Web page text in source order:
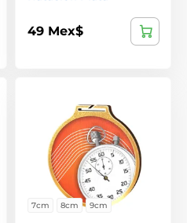
49 Mex$
7cm 8cm 9cm